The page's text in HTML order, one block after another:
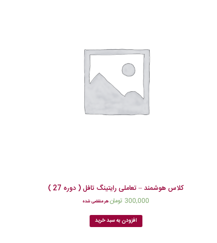
کلاس هوشمند – تعاملی رایتینگ تافل ( دوره 27 )
300,000 تومان هر منقضی شده
افزودن به سبد خرید